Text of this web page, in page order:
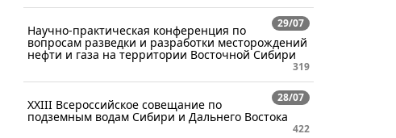
29/07
Научно-практическая конференция по
вопросам разведки и разработки месторождений
нефти и газа на территории Восточной Сибири
319
28/07
XXIII Всероссийское совещание по
подземным водам Сибири и Дальнего Востока
422